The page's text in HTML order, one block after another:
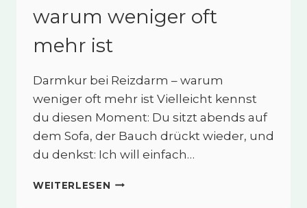
warum weniger oft
mehr ist
Darmkur bei Reizdarm – warum
weniger oft mehr ist Vielleicht kennst
du diesen Moment: Du sitzt abends auf
dem Sofa, der Bauch drückt wieder, und
du denkst: Ich will einfach…
WEITERLESEN DARMKUR